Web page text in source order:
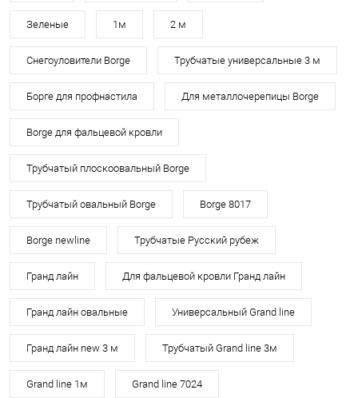
Зеленые 1м 2 м
Снегоуловители Borge Трубчатые универсальные 3 м
Борге для профнастила Для металлочерепицы Borge
Borge для фальцевой кровли
Трубчатый плоскоовальный Borge
Трубчатый овальный Borge Borge 8017
Borge newline Трубчатые Русский рубеж
Гранд лайн Для фальцевой кровли Гранд лайн
Гранд лайн овальные Универсальный Grand line
Гранд лайн new 3 м Трубчатый Grand line 3м
Grand line 1м Grand line 7024